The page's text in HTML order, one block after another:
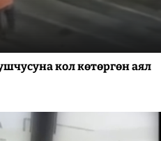
кол көтөргөн аял